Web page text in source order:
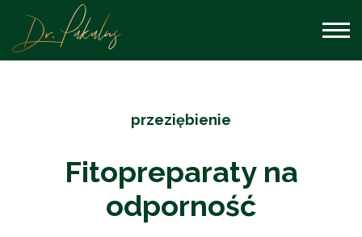
przeziębienie
Fitopreparaty na
odporność